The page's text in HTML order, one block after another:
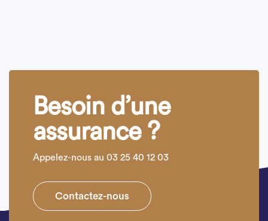
Besoin d’une
assurance ?
Appelez-nous au 03 25 40 12 03
Contactez-nous